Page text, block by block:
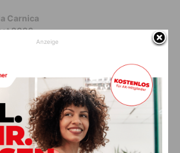
Carnica
2026
der Hotelrezeption erhältlich!
Anzeige